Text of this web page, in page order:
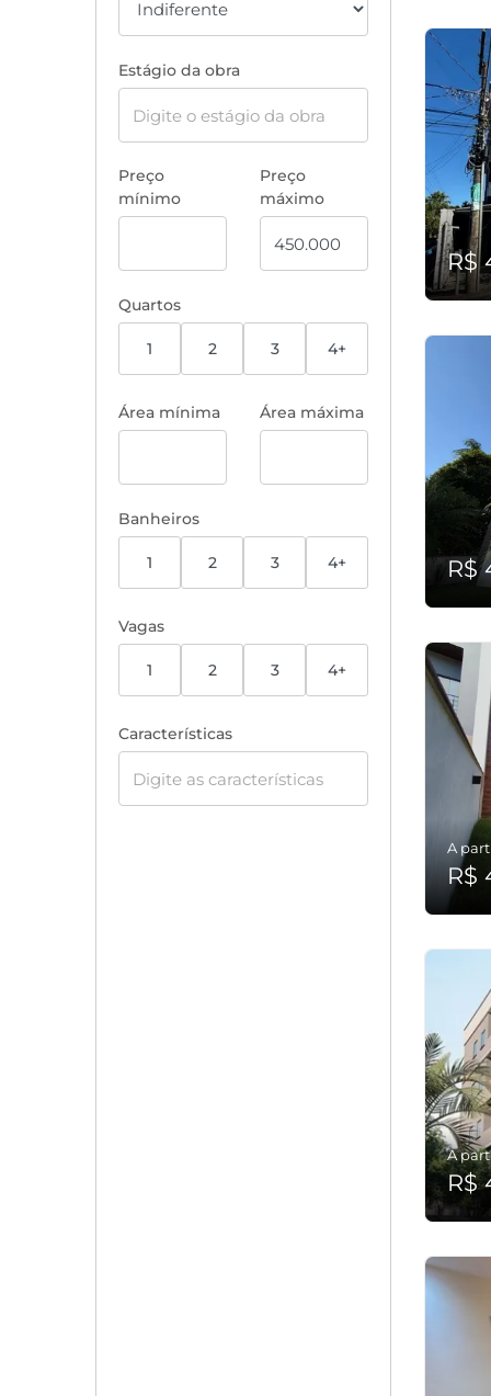
Estágio da obra
Preço
mínimo
Preço
máximo
Quartos
1 2 3 4+
Área mínima Área máxima
Banheiros
1 2 3 4+
Vagas
1 2 3 4+
Características
R$
R$
A
R$
A
R$